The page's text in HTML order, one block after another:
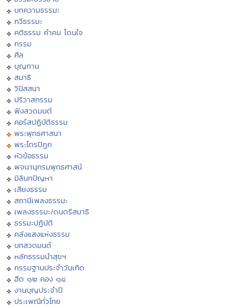
บทความธรรมะ
กวีธรรมะ
คติธรรม คำคม โดนใจ
กรรม
ศีล
บุญทาน
สมาธิ
วิปัสสนา
ปริวาสกรรม
ฟังสวดมนต์
คอร์สปฏิบัติธรรม
พระพุทธศาสนา
พระไตรปิฏก
หัวข้อธรรม
พจนานุกรมพุทธศาสน์
มิลินทปัญหา
เสียงธรรม
สถานีเพลงธรรมะ
เพลงธรรมะ/ดนตรีสมาธิ
ธรรมะปฏิบัติ
คลังแสงแห่งธรรม
บทสวดมนต์
หลักธรรมนำสุขฯ
กรรมฐานประจำวันเกิด
ฮีต ๑๒ คอง ๑๔
งานบุญประจำปี
ประเพณีทั่วไทย